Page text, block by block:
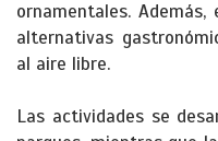
ornamentales.
alternativas
al aire libre.
Las actividades se